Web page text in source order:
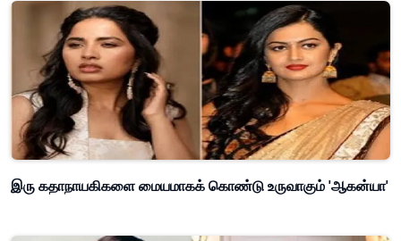
இரு கதாநாயகிகளை மையமாகக் கொண்டு உருவாகும் 'ஆகன்யா'